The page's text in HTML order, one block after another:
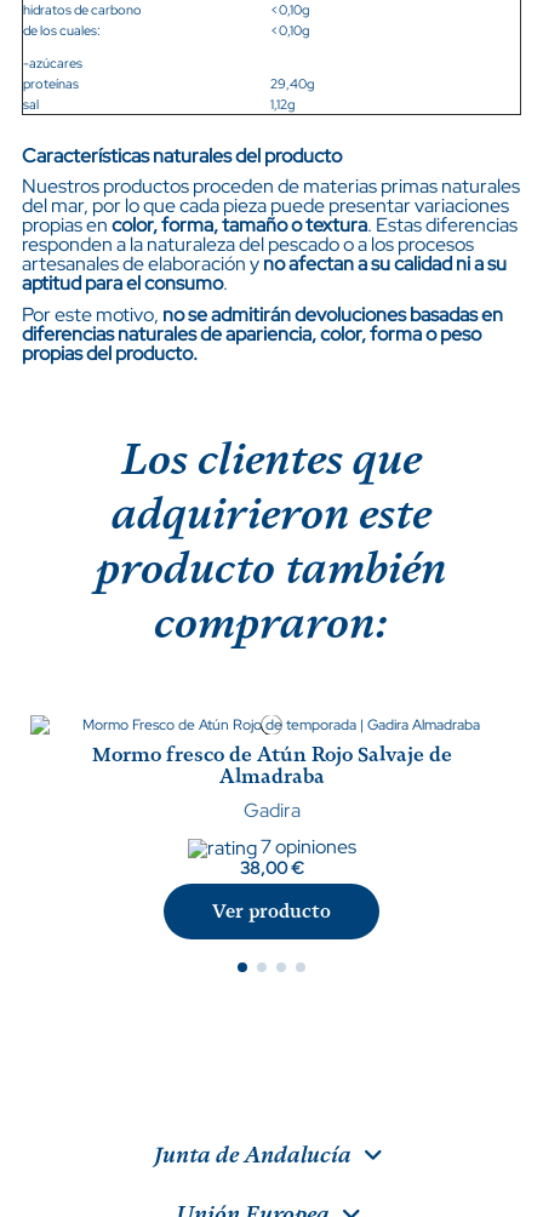
hidratos de carbono
<0,10g
de los cuales:
-azúcares
<0,10g
proteínas
29,40g
sal
1,12g
Características naturales del producto
Nuestros productos proceden de materias primas naturales
del mar, por lo que cada pieza puede presentar variaciones
propias encolor, forma, tamaño o textura. Estas diferencias
responden a la naturaleza del pescado o a los procesos
artesanales de elaboración yno afectan a su calidad ni a su
aptitud para el consumo.
Por este motivo, no se admitirán devoluciones basadas en
diferencias naturales de apariencia, color, forma o peso
propias del producto.
Los clientes que
adquirieron este
producto también
compraron:
Mormo fresco de Atún Rojo Salvaje de
Almadraba
Gadira
7 opiniones
38,00 €
Ver producto
Junta de Andalucía